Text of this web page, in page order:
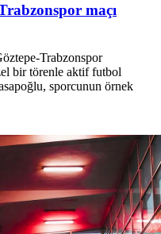
maçı
Trabzonspor
bir törenle aktif futbol
sporcunun örnek